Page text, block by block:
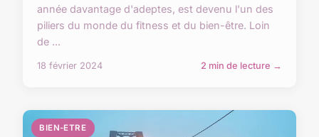
année davantage d'adeptes, est devenu l'un des
piliers du monde du fitness et du bien-être. Loin
de ...
18 février 2024 2 min de lecture →
BIEN-ETRE